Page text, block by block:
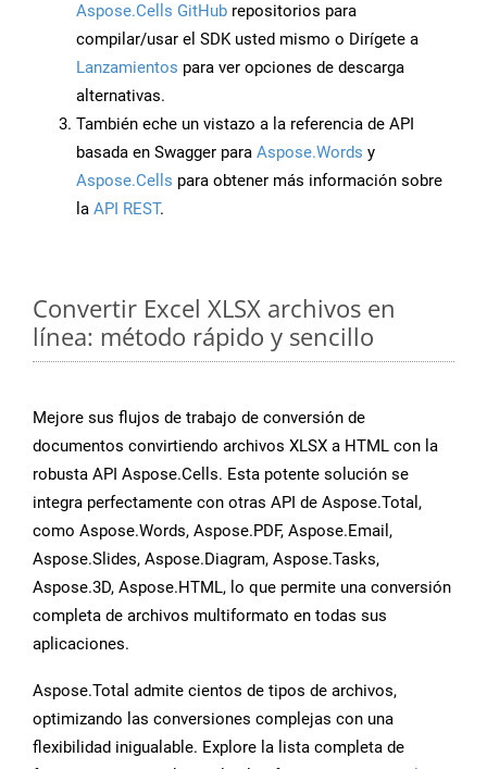
Aspose.Cells GitHub repositorios para
compilar/usar el SDK usted mismo o Dirígete a
Lanzamientos para ver opciones de descarga
alternativas.
También eche un vistazo a la referencia de API
basada en Swagger para Aspose.Words y
Aspose.Cells para obtener más información sobre
la API REST.
Convertir Excel XLSX archivos en
línea: método rápido y sencillo
Mejore sus flujos de trabajo de conversión de
documentos convirtiendo archivos XLSX a HTML con la
robusta API Aspose.Cells. Esta potente solución se
integra perfectamente con otras API de Aspose.Total,
como Aspose.Words, Aspose.PDF, Aspose.Email,
Aspose.Slides, Aspose.Diagram, Aspose.Tasks,
Aspose.3D, Aspose.HTML, lo que permite una conversión
completa de archivos multiformato en todas sus
aplicaciones.
Aspose.Total admite cientos de tipos de archivos,
optimizando las conversiones complejas con una
flexibilidad inigualable. Explore la lista completa de